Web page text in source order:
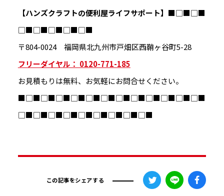
【ハンズクラフトの便利屋ライフサポート】 ■□■□■
□■□■□■□■□■
〒804-0024 福岡県北九州市戸畑区西鞘ヶ谷町5-28
フリーダイヤル： 0120-771-185
お見積もりは無料、お気軽にお問合せください。
■□■□■□■□■□■□■□■□■□■□■□■□■
□■□■□■□■□■□■□■□■□■
この記事をシェアする